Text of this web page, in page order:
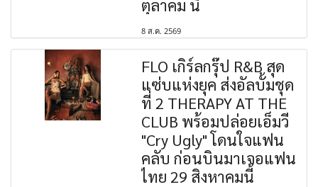
ตุลาคม นี้
8 ส.ค. 2569
FLO เกิร์ลกรุ๊ป R&B สุด
แซ่บแห่งยุค ส่งอัลบั้มชุด
ที่ 2 THERAPY AT THE
CLUB พร้อมปล่อยเอ็มวี
"Cry Ugly" โดนใจแฟน
คลับ ก่อนบินมาเจอแฟน
ไทย 29 สิงหาคมนี้